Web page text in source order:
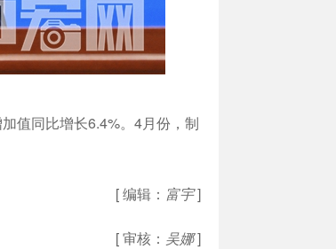
值同比增长6.4%。4月份，制
[ 编辑： 富宇]
[ 审核： 吴娜]